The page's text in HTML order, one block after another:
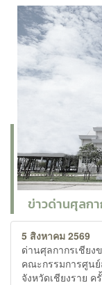
ข่าวด่านศุลก
5 สิงหาคม 2569
ด่านศุลกากรเชียง
คณะกรรมการศูนย์
จังหวัดเชียงราย